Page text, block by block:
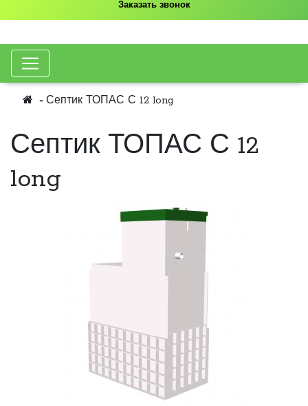
Заказать звонок
Септик ТОПАС С 12 long
Септик ТОПАС С 12
long